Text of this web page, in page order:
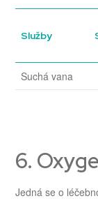
Služby
Suchá vana
6.
Jedná se o